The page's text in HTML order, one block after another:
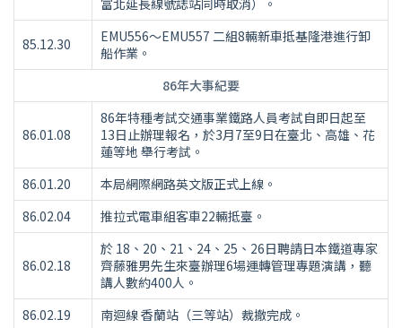
富北延長線號誌站同時取消）。
85.12.30
EMU556～EMU557 二組8輛新車抵基隆港進行卸
船作業。
86年大事紀要
86.01.08
86年特種考試交通事業鐵路人員考試自即日起至
13日止辦理報名，於3月7至9日在臺北、高雄、花
蓮等地 舉行考試。
86.01.20
本局網際網路英文版正式上線。
86.02.04
推拉式電車組客車22輛抵臺。
86.02.18
於 18、20、21、24、25、26日聘請日本鐵道專家
齊藤雅男先生來臺辦理6場運轉管理專題演講，聽
講人數約400人。
86.02.19
南迴線 香蘭站（三等站）裁撤完成。